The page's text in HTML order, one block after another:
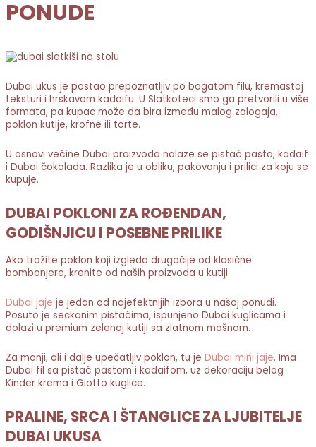
PONUDE
Dubai ukus je postao prepoznatljiv po bogatom filu, kremastoj
teksturi i hrskavom kadaifu. U Slatkoteci smo ga pretvorili u više
formata, pa kupac može da bira između malog zalogaja,
poklon kutije, krofne ili torte.
U osnovi većine Dubai proizvoda nalaze se pistać pasta, kadaif
i Dubai čokolada. Razlika je u obliku, pakovanju i prilici za koju se
kupuje.
DUBAI POKLONI ZA ROĐENDAN,
GODIŠNJICU I POSEBNE PRILIKE
Ako tražite poklon koji izgleda drugačije od klasične
bombonjere, krenite od naših proizvoda u kutiji.
Dubai jaje je jedan od najefektnijih izbora u našoj ponudi.
Posuto je seckanim pistaćima, ispunjeno Dubai kuglicama i
dolazi u premium zelenoj kutiji sa zlatnom mašnom.
Za manji, ali i dalje upečatljiv poklon, tu je Dubai mini jaje. Ima
Dubai fil sa pistać pastom i kadaifom, uz dekoraciju belog
Kinder krema i Giotto kuglice.
PRALINE, SRCA I ŠTANGLICE ZA LJUBITELJE
DUBAI UKUSA